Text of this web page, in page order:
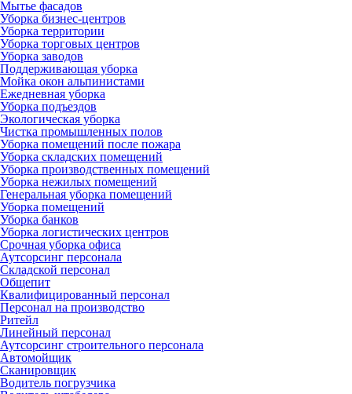
Мытье фасадов
Уборка бизнес-центров
Уборка территории
Уборка торговых центров
Уборка заводов
Поддерживающая уборка
Мойка окон альпинистами
Ежедневная уборка
Уборка подъездов
Экологическая уборка
Чистка промышленных полов
Уборка помещений после пожара
Уборка складских помещений
Уборка производственных помещений
Уборка нежилых помещений
Генеральная уборка помещений
Уборка помещений
Уборка банков
Уборка логистических центров
Срочная уборка офиса
Аутсорсинг персонала
Складской персонал
Общепит
Квалифицированный персонал
Персонал на производство
Ритейл
Линейный персонал
Аутсорсинг строительного персонала
Автомойщик
Сканировщик
Водитель погрузчика